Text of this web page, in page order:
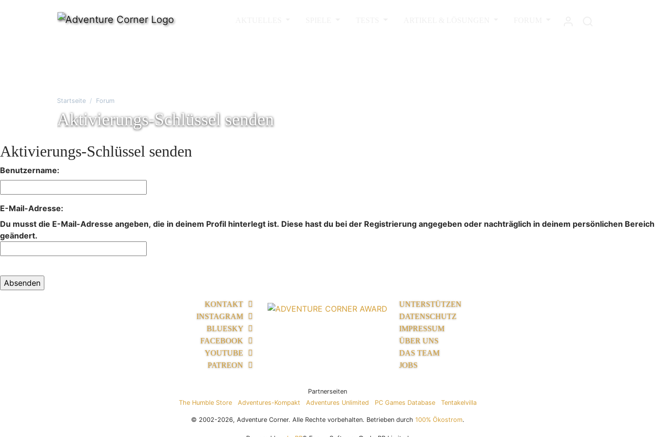
Startseite Forum
Aktivierungs-Schlüssel senden
Aktivierungs-Schlüssel senden
Benutzername:
E-Mail-Adresse:
Du musst die E-Mail-Adresse angeben, die in deinem Profil hinterlegt ist. Diese hast du bei der Registrierung angegeben oder nachträglich in deinem persönlichen Bereich
geändert.
KONTAKT
INSTAGRAM
BLUESKY
FACEBOOK
YOUTUBE
PATREON
UNTERSTÜTZEN
DATENSCHUTZ
IMPRESSUM
ÜBER UNS
DAS TEAM
JOBS
Partnerseiten
The Humble Store
Adventures-Kompakt Adventures Unlimited PC Games Database Tentakelvilla
© 2002-2026, Adventure Corner. Alle Rechte vorbehalten. Betrieben durch 100% Ökostrom.